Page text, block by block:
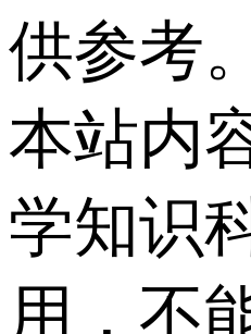
供参考。
本站内
学知识
用，不